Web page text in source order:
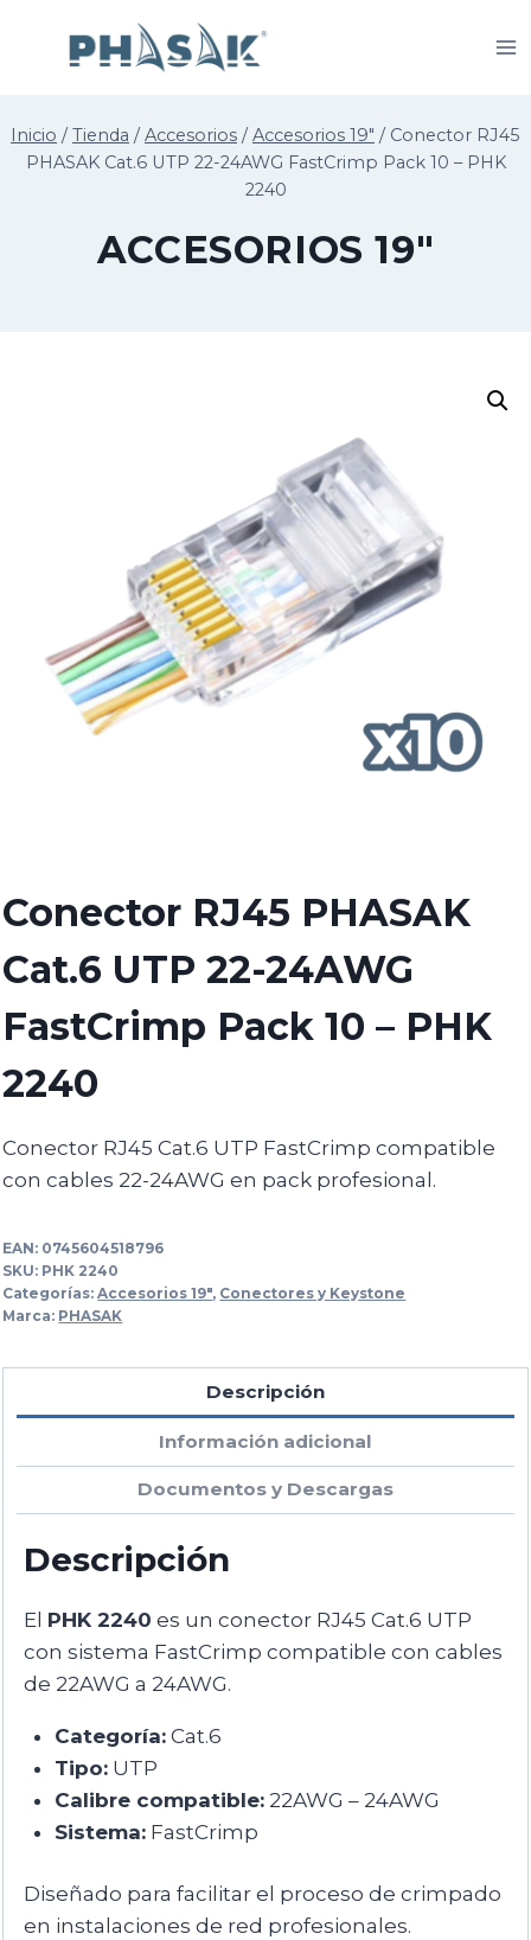
Inicio / Tienda / Accesorios / Accesorios 19" / Conector RJ45
PHASAK Cat.6 UTP 22-24AWG FastCrimp Pack 10 – PHK
2240
ACCESORIOS 19"
Conector RJ45 PHASAK
Cat.6 UTP 22-24AWG
FastCrimp Pack 10 – PHK
2240
Conector RJ45 Cat.6 UTP FastCrimp compatible
con cables 22-24AWG en pack profesional.
EAN: 0745604518796
SKU: PHK 2240
Categorías:Accesorios 19", Conectores y Keystone
Marca: PHASAK
Descripción
Información adicional
Documentos y Descargas
Descripción
El PHK 2240 es un conector RJ45 Cat.6 UTP
con sistema FastCrimp compatible con cables
de 22AWG a 24AWG.
Categoría:Cat.6
Tipo:UTP
Calibre compatible:22AWG – 24AWG
Sistema:FastCrimp
Diseñado para facilitar el proceso de crimpado
en instalaciones de red profesionales.